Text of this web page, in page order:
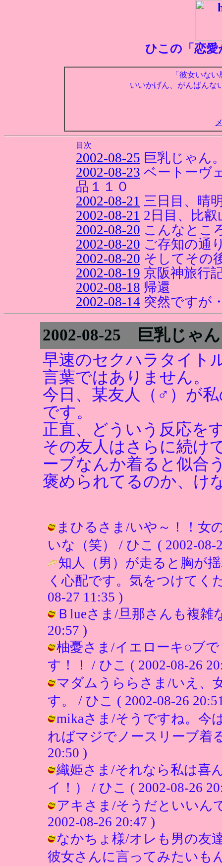
ひこの「恋
「彼女いな
いいかげん、がんばんな
目次
2002-08-25 巨乳じゃん
2002-08-23 ベートーヴ
品１１０
2002-08-21 三日目、晴
2002-08-21 2日目、比叡
2002-08-20 こんなとこ
2002-08-20 ご存知の通
2002-08-20 そしてその
2002-08-19 京阪神旅行
2002-08-18 帰還
2002-08-14 突然ですが
2002-08-25 巨乳じゃ
早速のセクハラタイト
言葉ではありません。
今日、某友人（♂）が
です。
正直、どういう反応を
その友人はさらに続け
ーブなんか着ると似合
褒められてるのか、け
まひるさま/いや～！！女
いな（笑） / ひこ ( 2002-08-
知人（男）が走ると胸が
く心配です。気をつけてく
08-27 11:35 )
Ｂlueさま/旦那さんも複雑
20:57 )
柚憂さま/イエローキ○ブ
す！！ / ひこ ( 2002-08-26
マダムうららさま/いえ、
す。 / ひこ ( 2002-08-26
mikaさま/そうですね。今
ればマジでノースリーブ着
20:50 )
織姫さま/それなら私は喜
イ！） / ひこ ( 2002-08-26
アキさま/そうだといいん
2002-08-26 20:47 )
なかちょ様/オレも男の友
彼女さんに言ってみたいも